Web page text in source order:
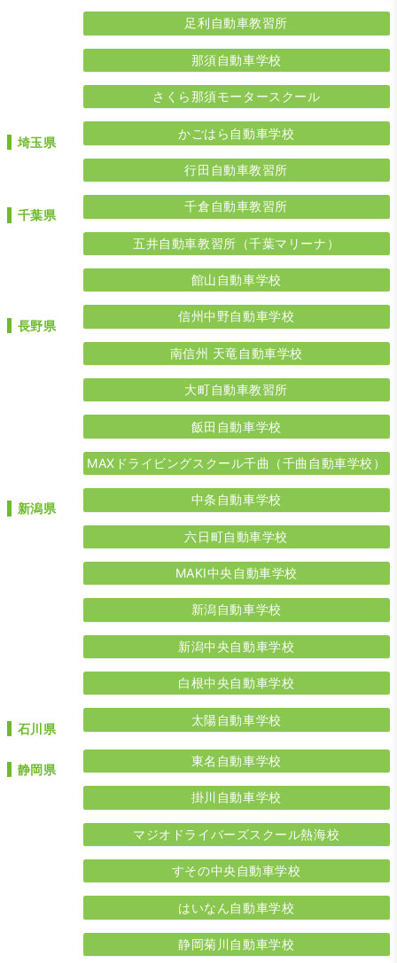
足利自動車教習所
那須自動車学校
さくら那須モータースクール
埼玉県
かごはら自動車学校
行田自動車教習所
千葉県
千倉自動車教習所
五井自動車教習所（千葉マリーナ）
館山自動車学校
長野県
信州中野自動車学校
南信州 天竜自動車学校
大町自動車教習所
飯田自動車学校
MAXドライビングスクール千曲（千曲自動車学校）
新潟県
中条自動車学校
六日町自動車学校
MAKI中央自動車学校
新潟自動車学校
新潟中央自動車学校
白根中央自動車学校
石川県
太陽自動車学校
静岡県
東名自動車学校
掛川自動車学校
マジオドライバーズスクール熱海校
すその中央自動車学校
はいなん自動車学校
静岡菊川自動車学校